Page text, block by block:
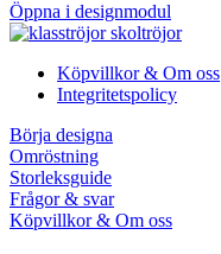
Öppna i designmodul
Köpvillkor & Om oss
Integritetspolicy
Börja designa
Omröstning
Storleksguide
Frågor & svar
Köpvillkor & Om oss